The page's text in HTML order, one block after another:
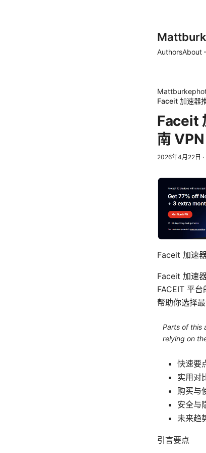
AuthorsAbout
Faceit 加速器
Faceit
南
2026年4月22日 ·
Faceit 加速
Faceit 加速
FACEIT 平
帮助你选择
Parts of this
relying on
快速要
实用对
购买与
安全与
未来趋
引言要点